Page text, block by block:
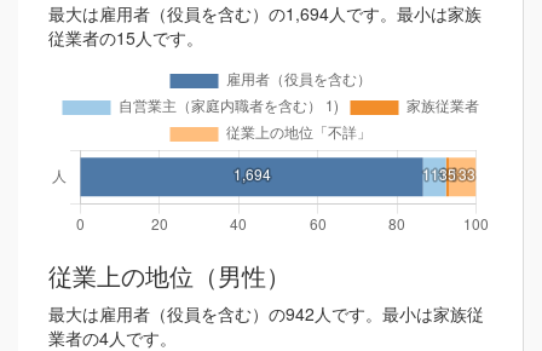
最大は雇用者（役員を含む）の1,694人です。最小は家族
従業者の15人です。
従業上の地位（男性）
最大は雇用者（役員を含む）の942人です。最小は家族従
業者の4人です。